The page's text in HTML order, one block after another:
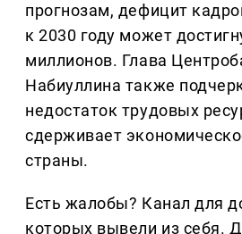
прогнозам, дефицит
к 2030 году может
миллионов. Глава
Набиуллина также
недостаток трудовых
сдерживает
страны.
Есть жалобы? Канал для
которых вывели из себя.